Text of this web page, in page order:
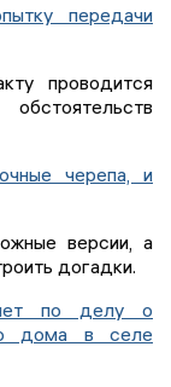
передачи
проводится
черепа, и
версии, а
догадки.
по делу о
дома в селе